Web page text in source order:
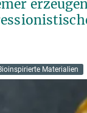
Materialien